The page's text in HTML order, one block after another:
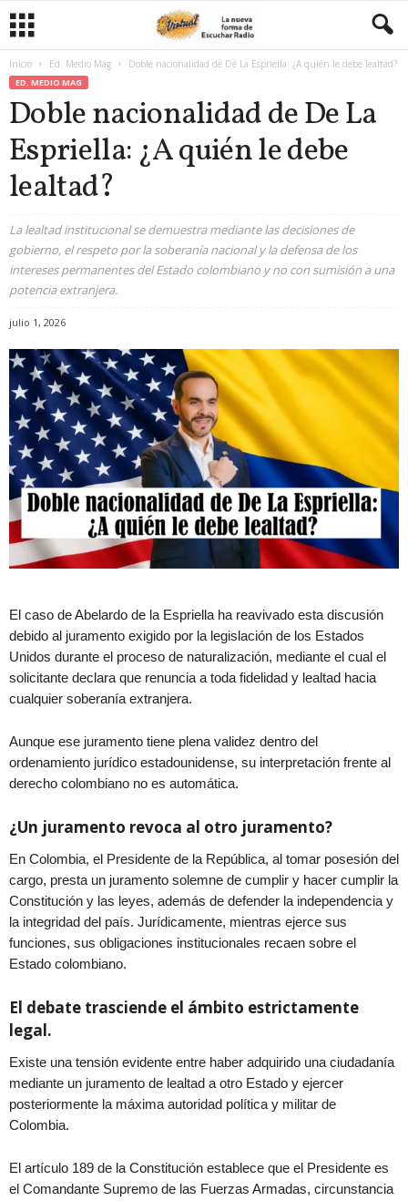
Inicio Ed. Medio Mag Doble nacionalidad de De La Espriella: ¿A quién le debe lealtad?
ED. MEDIO MAG
Doble nacionalidad de De La
Espriella: ¿A quién le debe
lealtad?
La lealtad institucional se demuestra mediante las decisiones de
gobierno, el respeto por la soberanía nacional y la defensa de los
intereses permanentes del Estado colombiano y no con sumisión a una
potencia extranjera.
julio 1, 2026
El caso de Abelardo de la Espriella ha reavivado esta discusión
debido al juramento exigido por la legislación de los Estados
Unidos durante el proceso de naturalización, mediante el cual el
solicitante declara que renuncia a toda fidelidad y lealtad hacia
cualquier soberanía extranjera.
Aunque ese juramento tiene plena validez dentro del
ordenamiento jurídico estadounidense, su interpretación frente al
derecho colombiano no es automática.
¿Un juramento revoca al otro juramento?
En Colombia, el Presidente de la República, al tomar posesión del
cargo, presta un juramento solemne de cumplir y hacer cumplir la
Constitución y las leyes, además de defender la independencia y
la integridad del país. Jurídicamente, mientras ejerce sus
funciones, sus obligaciones institucionales recaen sobre el
Estado colombiano.
El debate trasciende el ámbito estrictamente
legal.
Existe una tensión evidente entre haber adquirido una ciudadanía
mediante un juramento de lealtad a otro Estado y ejercer
posteriormente la máxima autoridad política y militar de
Colombia.
El artículo 189 de la Constitución establece que el Presidente es
el Comandante Supremo de las Fuerzas Armadas, circunstancia